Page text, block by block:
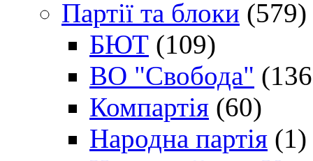
Партії та блоки (579)
БЮТ (109)
ВО "Свобода"
Компартія (60)
Народна партія (1)